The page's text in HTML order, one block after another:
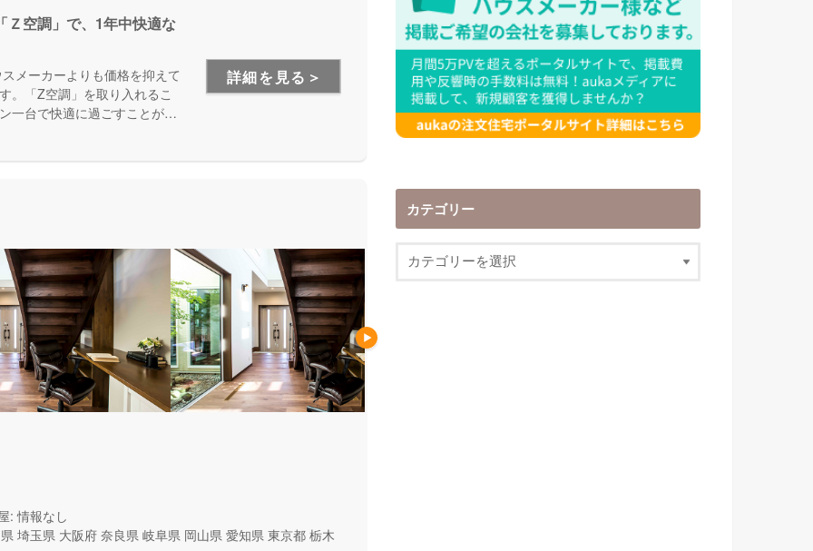
Ｚ空調」で、1年中快適な
メーカーよりも価格を抑えて
。「Z空調」を取り入れるこ
一台で快適に過ごすことが出
詳細を見る＞
: 情報なし
埼玉県 大阪府 奈良県 岐阜県 岡山県 愛知県 東京都 栃木
カテゴリー